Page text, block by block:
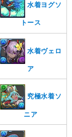
水着ヨグソ
トース
水着ヴェロ
ア
究極水着ソ
ニア